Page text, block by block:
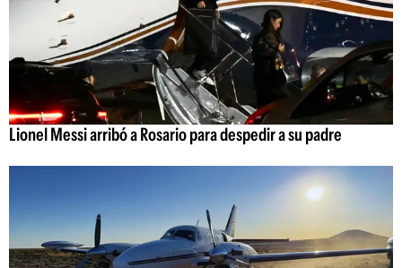
Lionel Messi arribó a Rosario para despedir a su padre